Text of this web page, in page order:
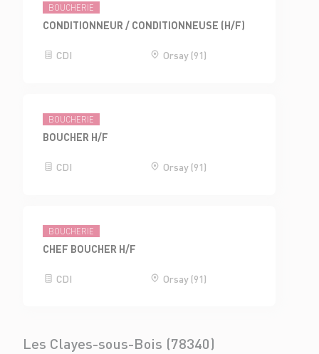
BOUCHERIE
CONDITIONNEUR / CONDITIONNEUSE (H/F)
CDI Orsay (91)
BOUCHERIE
BOUCHER H/F
CDI Orsay (91)
BOUCHERIE
CHEF BOUCHER H/F
CDI Orsay (91)
Les Clayes-sous-Bois (78340)